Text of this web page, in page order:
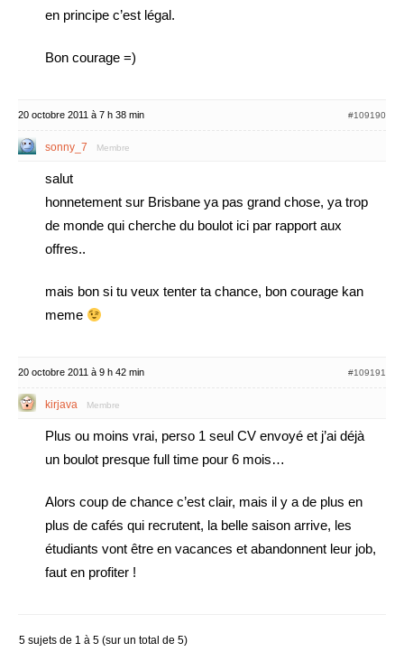
en principe c’est légal.
Bon courage =)
20 octobre 2011 à 7 h 38 min #109190
sonny_7 Membre
salut
honnetement sur Brisbane ya pas grand chose, ya trop
de monde qui cherche du boulot ici par rapport aux
offres..
mais bon si tu veux tenter ta chance, bon courage kan
meme
20 octobre 2011 à 9 h 42 min #109191
kirjava Membre
Plus ou moins vrai, perso 1 seul CV envoyé et j’ai déjà
un boulot presque full time pour 6 mois…
Alors coup de chance c’est clair, mais il y a de plus en
plus de cafés qui recrutent, la belle saison arrive, les
étudiants vont être en vacances et abandonnent leur job,
faut en profiter !
5 sujets de 1 à 5 (sur un total de 5)